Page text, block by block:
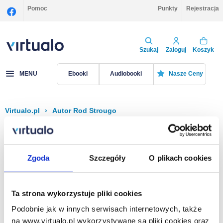
Zgoda Szczegóły O plikach cookies
Ta strona wykorzystuje pliki cookies
Podobnie jak w innych serwisach internetowych, także
na www.virtualo.pl wykorzystywane są pliki cookies oraz
Pomoc Punkty Rejestracja
Szukaj Zaloguj Koszyk
MENU Ebooki Audiobooki Nasze Ceny
Virtualo.pl › Autor Rod Strougo
Filtruj Sortuj
Na stronie